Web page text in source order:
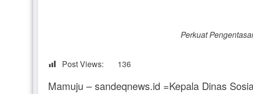
Perkuat
Post Views: 136
Mamuju – sandeqnews.id =Kepala Dinas